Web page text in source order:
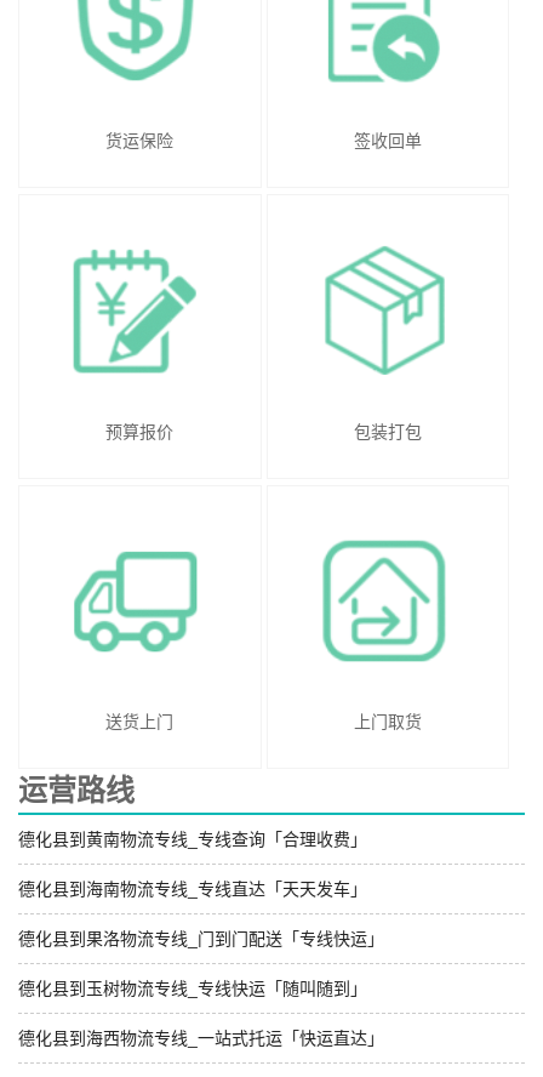
货运保险 签收回单
预算报价 包装打包
送货上门 上门取货
运营路线
德化县到黄南物流专线_专线查询「合理收费」
德化县到海南物流专线_专线直达「天天发车」
德化县到果洛物流专线_门到门配送「专线快运」
德化县到玉树物流专线_专线快运「随叫随到」
德化县到海西物流专线_一站式托运「快运直达」